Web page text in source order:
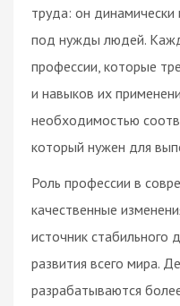
труда: он динамически
под нужды людей.
профессии, которые
и навыков их
необходимостью
который нужен для
Роль профессии в
качественные
источник стабильного
развития всего мира.
разрабатываются